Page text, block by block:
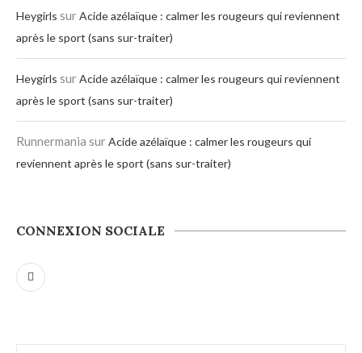
Heygirls surAcide azélaïque : calmer les rougeurs qui reviennent
après le sport (sans sur-traiter)
Heygirls surAcide azélaïque : calmer les rougeurs qui reviennent
après le sport (sans sur-traiter)
Runnermania surAcide azélaïque : calmer les rougeurs qui
reviennent après le sport (sans sur-traiter)
CONNEXION SOCIALE